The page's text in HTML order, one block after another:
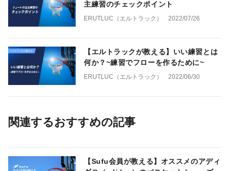
主練習のチェックポイント
ERUTLUC（エルトラック） 2022/07/26
【エルトラックが教える】いい練習とは
何か？~練習でフローを作るために~
ERUTLUC（エルトラック） 2022/06/30
関連するおすすめの記事
【Sufu会員が教える】オススメのアディ